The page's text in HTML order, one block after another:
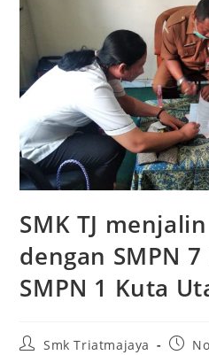
SMK TJ
dengan SMPN
SMPN 1 Kuta
Smk Triatmajaya